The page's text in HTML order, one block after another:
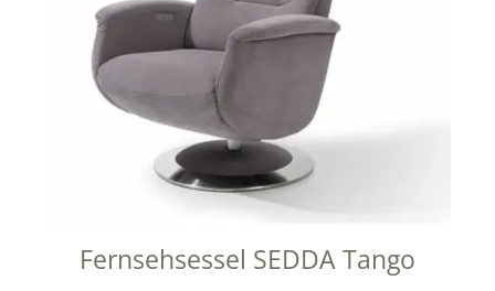
Fernsehsessel SEDDA Tango